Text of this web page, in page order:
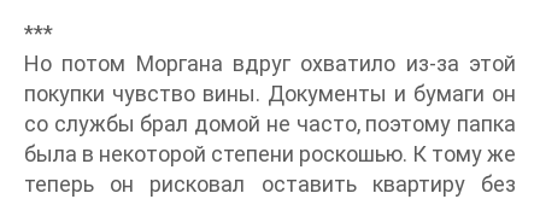
***
Но потом Моргана вдруг охватило из-за этой
покупки чувство вины. Документы и бумаги он
со службы брал домой не часто, поэтому папка
была в некоторой степени роскошью. К тому же
теперь он рисковал оставить квартиру без